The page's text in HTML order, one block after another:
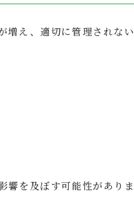
え、適切に管理されな
響を及ぼす可能性があり